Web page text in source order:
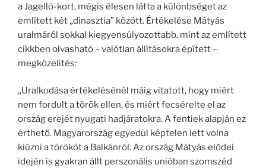
a Jagelló-kort, mégis élesen látta a különbséget az
említett két „dinasztia” között. Értékelése Mátyás
uralmáról sokkal kiegyensúlyozottabb, mint az említett
cikkben olvasható – valótlan állításokra épített –
megközelítés:
„Uralkodása értékelésénél máig vitatott, hogy miért
nem fordult a török ellen, és miért fecsérelte el az
ország erejét nyugati hadjáratokra. A fentiek alapján ez
érthető. Magyarország egyedül képtelen lett volna
kiűzni a törököt a Balkánról. Az ország Mátyás elődei
idején is gyakran állt perszonális unióban szomszéd